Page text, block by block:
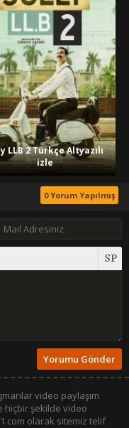
LLB 2 Türkçe Altyazılı
izle
0 Yorum Yapılmış
video paylaşım
hiçbir şekilde video
olarak sitemiz telif